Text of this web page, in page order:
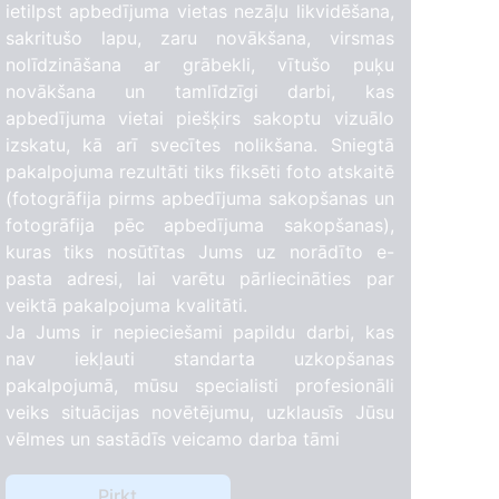
ietilpst apbedījuma vietas nezāļu likvidēšana,
sakritušo lapu, zaru novākšana, virsmas
nolīdzināšana ar grābekli, vītušo puķu
novākšana un tamlīdzīgi darbi, kas
apbedījuma vietai piešķirs sakoptu vizuālo
izskatu, kā arī svecītes nolikšana. Sniegtā
pakalpojuma rezultāti tiks fiksēti foto atskaitē
(fotogrāfija pirms apbedījuma sakopšanas un
fotogrāfija pēc apbedījuma sakopšanas),
kuras tiks nosūtītas Jums uz norādīto e-
pasta adresi, lai varētu pārliecināties par
veiktā pakalpojuma kvalitāti.
Ja Jums ir nepieciešami papildu darbi, kas
nav iekļauti standarta uzkopšanas
pakalpojumā, mūsu specialisti profesionāli
veiks situācijas novētējumu, uzklausīs Jūsu
vēlmes un sastādīs veicamo darba tāmi